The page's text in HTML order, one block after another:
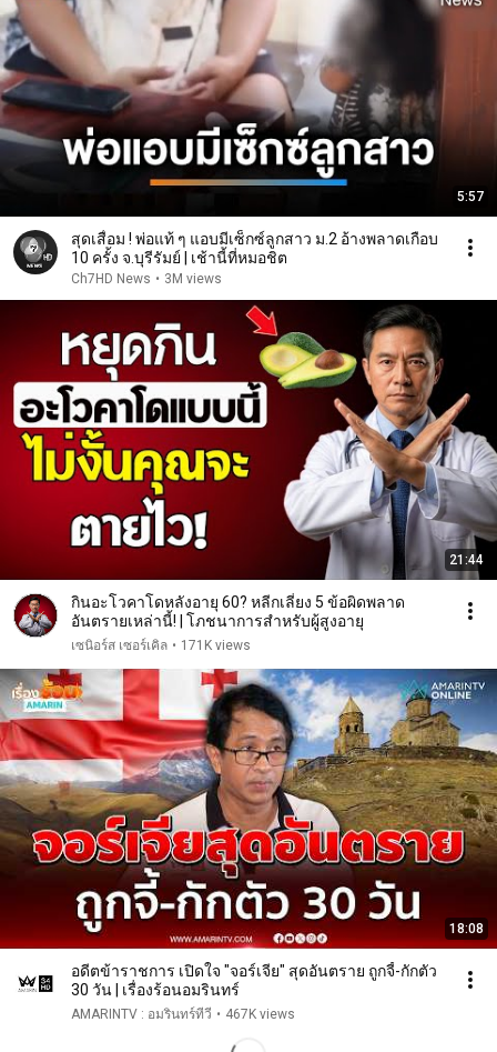
5:57
สุดเสื่อม ! พ่อแท้ ๆ แอบมีเซ็กซ์ลูกสาว ม.2 อ้างพลาดเกือบ
10 ครั้ง จ.บุรีรัมย์ | เช้านี้ที่หมอชิต
Ch7HD News • 3M views
21:44
กินอะโวคาโดหลังอายุ 60? หลีกเลี่ยง 5 ข้อผิดพลาด
อันตรายเหล่านี้! | โภชนาการสำหรับผู้สูงอายุ
เซนิอร์ส เซอร์เคิล • 171K views
18:08
อดีตข้าราชการ เปิดใจ "จอร์เจีย" สุดอันตราย ถูกจี้-กักตัว
30 วัน | เรื่องร้อนอมรินทร์
AMARINTV : อมรินทร์ทีวี • 467K views